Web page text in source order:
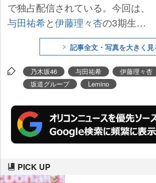
で独占配信されている。今回は、
与田祐希と伊藤理々杏の3期生コ
ンビによる2人旅の後編を届け
記事全文・写真を大きく見
乃木坂46 与田祐希 伊藤理々杏
坂道グループ
Lemino
PICK UP